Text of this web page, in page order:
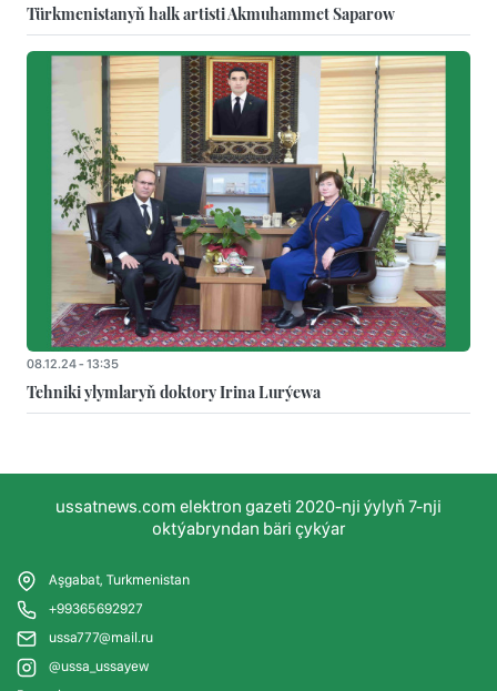
Türkmenistanyň halk artisti Akmuhammet Saparow
08.12.24 - 13:35
Tehniki ylymlaryň doktory Irina Lurýewa
ussatnews.com elektron gazeti 2020-nji ýylyň 7-nji
oktýabryndan bäri çykýar
Aşgabat, Turkmenistan
+99365692927
ussa777@mail.ru
@ussa_ussayew